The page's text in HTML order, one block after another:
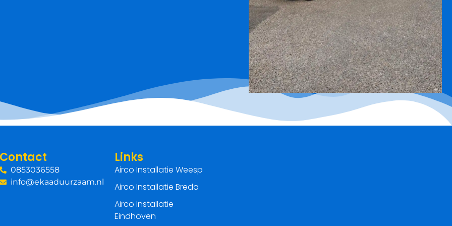
Contact
0853036558
info@ekaaduurzaam.nl
Links
Airco Installatie Weesp
Airco Installatie Breda
Airco Installatie
Eindhoven